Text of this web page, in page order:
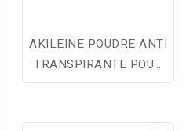
AKILEINE POUDRE ANTI
TRANSPIRANTE POUR
LES PIEDS 75G